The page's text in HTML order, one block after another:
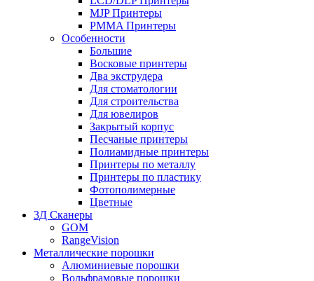
MJP Принтеры
PMMA Принтеры
Особенности
Большие
Восковые принтеры
Два экструдера
Для стоматологии
Для строительства
Для ювелиров
Закрытый корпус
Песчаные принтеры
Полиамидные принтеры
Принтеры по металлу
Принтеры по пластику
Фотополимерные
Цветные
3Д Сканеры
GOM
RangeVision
Металлические порошки
Алюминиевые порошки
Вольфрамовые порошки